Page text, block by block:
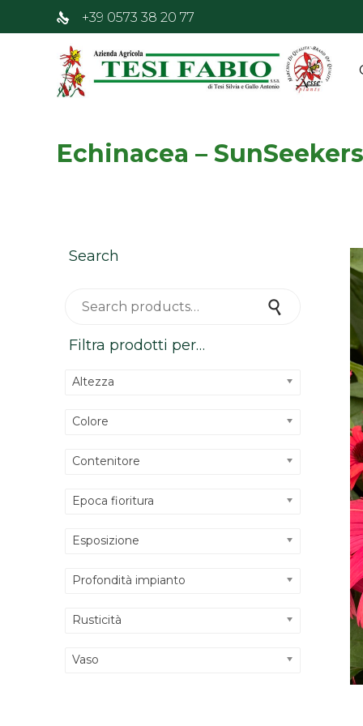
+39 0573 38 20 77
Echinacea –
Search
Search
Filtra prodotti per…
Altezza
Colore
Contenitore
Epoca fioritura
Esposizione
Profondità impianto
Rusticità
Vaso